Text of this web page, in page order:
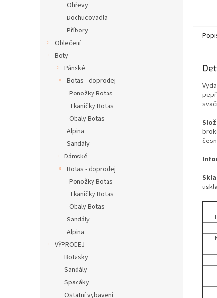
Ohřevy
Dochucovadla
Příbory
Oblečení
Boty
Pánské
Botas - doprodej
Ponožky Botas
Tkaničky Botas
Obaly Botas
Alpina
Sandály
Dámské
Botas - doprodej
Ponožky Botas
Tkaničky Botas
Obaly Botas
Sandály
Alpina
VÝPRODEJ
Botasky
Sandály
Spacáky
Ostatní vybaveni